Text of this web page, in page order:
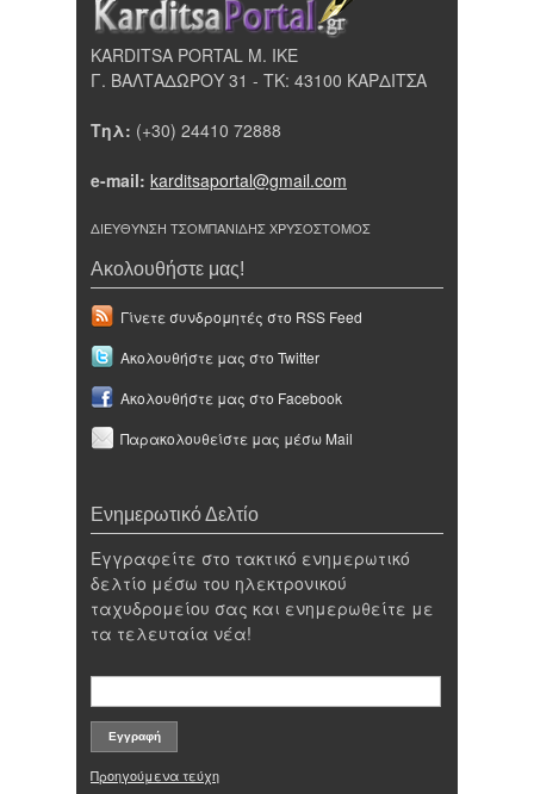
KARDITSA PORTAL Μ. ΙΚΕ
Γ. ΒΑΛΤΑΔΩΡΟΥ 31 - ΤΚ: 43100 ΚΑΡΔΙΤΣΑ
Τηλ: (+30) 24410 72888
e-mail: karditsaportal@gmail.com
ΔΙΕΥΘΥΝΣΗ ΤΣΟΜΠΑΝΙΔΗΣ ΧΡΥΣΟΣΤΟΜΟΣ
Ακολουθήστε μας!
Γίνετε συνδρομητές στο RSS Feed
Ακολουθήστε μας στο Twitter
Ακολουθήστε μας στο Facebook
Παρακολουθείστε μας μέσω Mail
Ενημερωτικό Δελτίο
Εγγραφείτε στο τακτικό ενημερωτικό
δελτίο μέσω του ηλεκτρονικού
ταχυδρομείου σας και ενημερωθείτε με
τα τελευταία νέα!
Προηγούμενα τεύχη